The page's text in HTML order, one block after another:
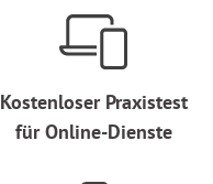
Kostenloser Praxistest
für Online-Dienste